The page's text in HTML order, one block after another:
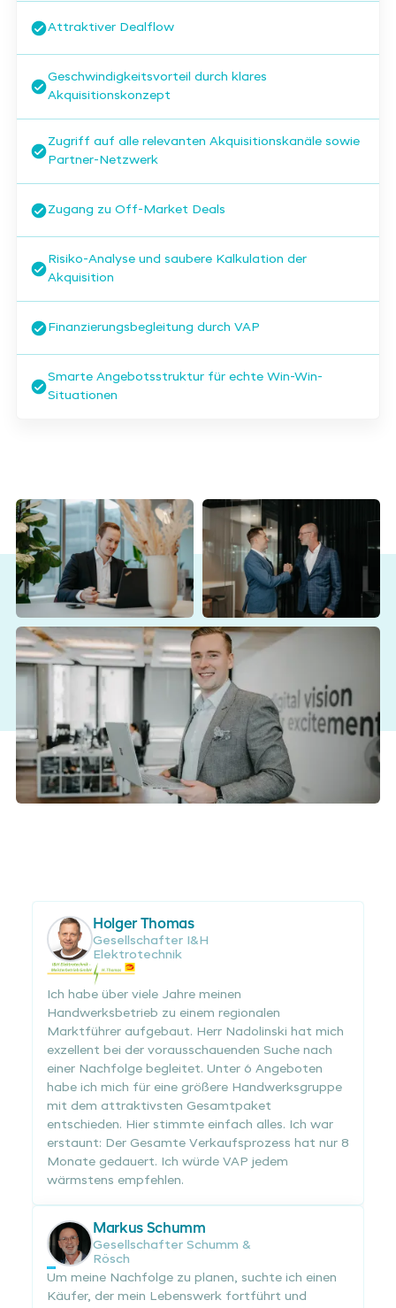
Attraktiver Dealflow
Geschwindigkeitsvorteil durch klares
Akquisitionskonzept
Zugriff auf alle relevanten Akquisitionskanäle sowie
Partner-Netzwerk
Zugang zu Off-Market Deals
Risiko-Analyse und saubere Kalkulation der
Akquisition
Finanzierungsbegleitung durch VAP
Smarte Angebotsstruktur für echte Win-Win-
Situationen
Holger Thomas
Gesellschafter I&H
Elektrotechnik
Ich habe über viele Jahre meinen
Handwerksbetrieb zu einem regionalen
Marktführer aufgebaut. Herr Nadolinski hat mich
exzellent bei der vorausschauenden Suche nach
einer Nachfolge begleitet. Unter 6 Angeboten
habe ich mich für eine größere Handwerksgruppe
mit dem attraktivsten Gesamtpaket
entschieden. Hier stimmte einfach alles. Ich war
erstaunt: Der Gesamte Verkaufsprozess hat nur 8
Monate gedauert. Ich würde VAP jedem
wärmstens empfehlen.
Markus Schumm
Gesellschafter Schumm &
Rösch
Um meine Nachfolge zu planen, suchte ich einen
Käufer, der mein Lebenswerk fortführt und